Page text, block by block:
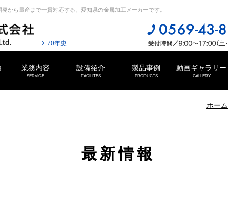
から量産まで一貫対応する、愛知県の金属加工メーカーです。
70年史
業務内容
SERVICE
設備紹介
FACILITES
製品事例
PRODUCTS
動画ギャラリー
GALLERY
最新情報
ホーム